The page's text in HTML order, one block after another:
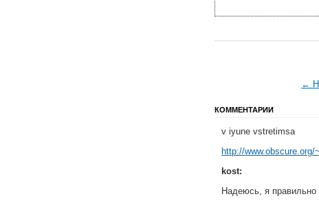
←
КОММЕНТАРИИ
v iyune vstretimsa
http://
kost:
Надеюсь, я